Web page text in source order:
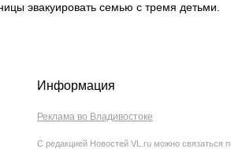
эвакуировать семью с тремя детьми.
Информация
Реклама во Владивостоке
С редакцией Новостей VL.ru можно связаться